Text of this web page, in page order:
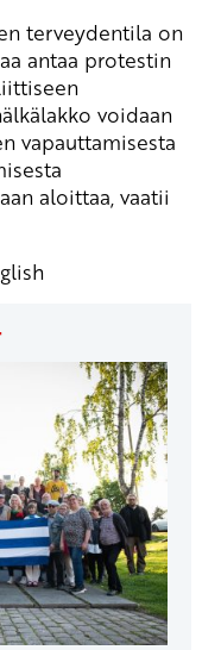
terveydentila on
antaa protestin
voidaan
vapauttamisesta
aloittaa, vaatii